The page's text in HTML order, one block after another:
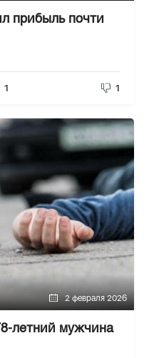
прибыль почти
1 1
2 февраля 2026
летний мужчина